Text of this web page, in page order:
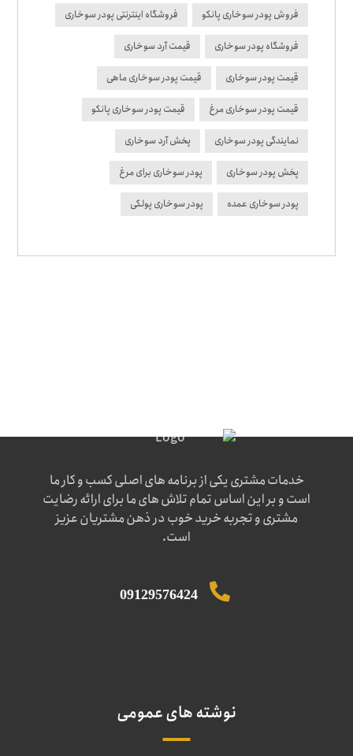
فروش پودر سوخاری پانکو فروشگاه اینترنتی پودر سوخاری
فروشگاه پودر سوخاری قیمت آرد سوخاری
قیمت پودر سوخاری قیمت پودر سوخاری ماهی
قیمت پودر سوخاری مرغ قیمت پودر سوخاری پانکو
نمایندگی پودر سوخاری پخش آرد سوخاری
پخش پودر سوخاری پودر سوخاری برای مرغ
پودر سوخاری عمده پودر سوخاری پولکی
خدمات مشتری یکی از برنامه های اصلی کسب و کار ما
است و بر این اساس تمام تلاش های ما برای ارائه رضایت
مشتری و تجربه خرید خوب در ذهن مشتریان عزیز
است.
09129576424
نوشته های عمومی